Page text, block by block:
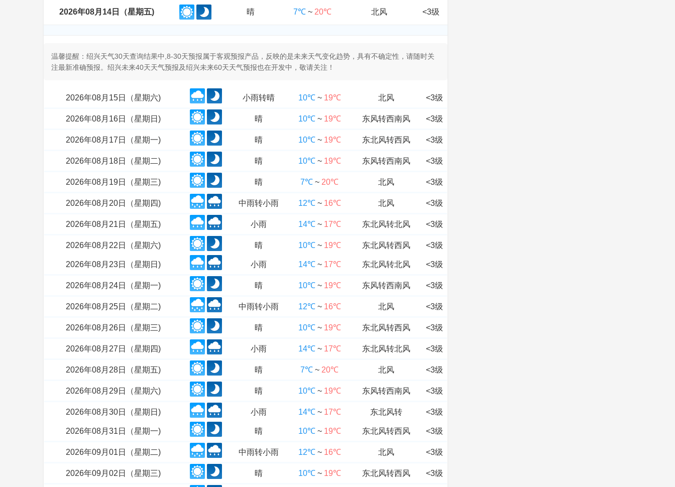
2026年08月14日（星期五) 晴 7℃ ~ 20℃ 北风 <3级
温馨提醒：绍兴天气30天查询结果中,8-30天预报属于客观预报产品，反映的是未来天气变化趋势，具有不确定性，请随时关
注最新准确预报。绍兴未来40天天气预报及绍兴未来60天天气预报也在开发中，敬请关注！
2026年08月15日（星期六) 小雨转晴 10℃~ 19℃ 北风 <3级
2026年08月16日（星期日) 晴 10℃~ 19℃ 东风转西南风 <3级
2026年08月17日（星期一) 晴 10℃~ 19℃ 东北风转西风 <3级
2026年08月18日（星期二) 晴 10℃~ 19℃ 东风转西南风 <3级
2026年08月19日（星期三) 晴 7℃ ~ 20℃ 北风 <3级
2026年08月20日（星期四) 中雨转小雨 12℃~ 16℃ 北风 <3级
2026年08月21日（星期五) 小雨 14℃~ 17℃ 东北风转北风 <3级
2026年08月22日（星期六) 晴 10℃~ 19℃ 东北风转西风 <3级
2026年08月23日（星期日) 小雨 14℃~ 17℃ 东北风转北风 <3级
2026年08月24日（星期一) 晴 10℃~ 19℃ 东风转西南风 <3级
2026年08月25日（星期二) 中雨转小雨 12℃~ 16℃ 北风 <3级
2026年08月26日（星期三) 晴 10℃~ 19℃ 东北风转西风 <3级
2026年08月27日（星期四) 小雨 14℃~ 17℃ 东北风转北风 <3级
2026年08月28日（星期五) 晴 7℃ ~ 20℃ 北风 <3级
2026年08月29日（星期六) 晴 10℃~ 19℃ 东风转西南风 <3级
2026年08月30日（星期日) 小雨 14℃~ 17℃ 东北风转 <3级
2026年08月31日（星期一) 晴 10℃~ 19℃ 东北风转西风 <3级
2026年09月01日（星期二) 中雨转小雨 12℃~ 16℃ 北风 <3级
2026年09月02日（星期三) 晴 10℃~ 19℃ 东北风转西风 <3级